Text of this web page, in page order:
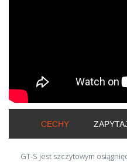
CECHY
GT-S jest szczytowym